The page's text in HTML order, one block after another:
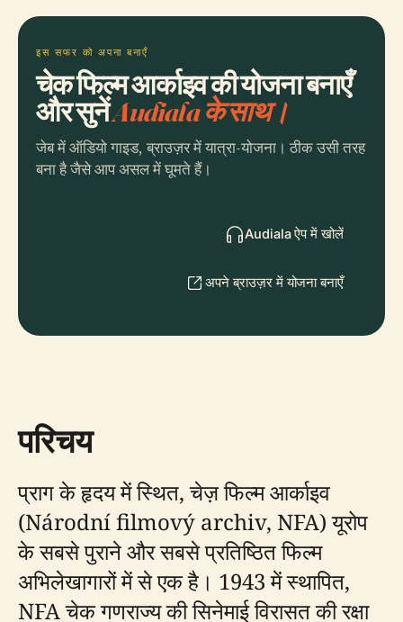
इस सफर को अपना बनाएँ
चेक फिल्म आर्काइव की योजना बनाएँ
और सुनेंAudiala के साथ।
जेब में ऑडियो गाइड, ब्राउज़र में यात्रा-योजना। ठीक उसी तरह
बना है जैसे आप असल में घूमते हैं।
Audiala ऐप में खोलें
अपने ब्राउज़र में योजना बनाएँ
परिचय
प्राग के हृदय में स्थित, चेज़ फिल्म आर्काइव
(Národní filmový archiv, NFA) यूरोप
के सबसे पुराने और सबसे प्रतिष्ठित फिल्म
अभिलेखागारों में से एक है। 1943 में स्थापित,
NFA चेक गणराज्य की सिनेमाई विरासत की रक्षा